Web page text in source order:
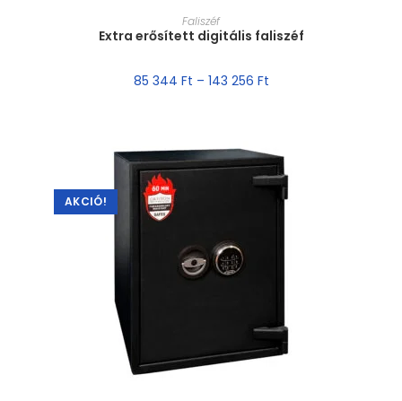
MÉRET VÁLASZTÁSA
Faliszéf
Extra erősített digitális faliszéf
85 344 Ft – 143 256 Ft
AKCIÓ!